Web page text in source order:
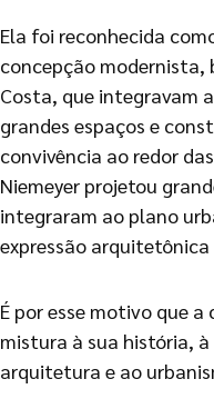
Ela foi reconhecida
concepção modernista,
Costa, que integravam
grandes espaços e
convivência ao redor
Niemeyer projetou
integraram ao plano
expressão
É por esse motivo que
mistura à sua história,
arquitetura e ao